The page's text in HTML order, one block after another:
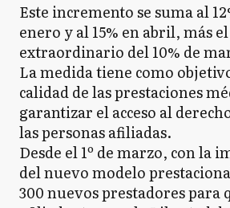
Este incremento se suma al
enero y al 15% en abril, más
extraordinario del 10% de
La medida tiene como
calidad de las prestaciones
garantizar el acceso al
las personas afiliadas.
Desde el 1º de marzo, con la
del nuevo modelo
300 nuevos prestadores para